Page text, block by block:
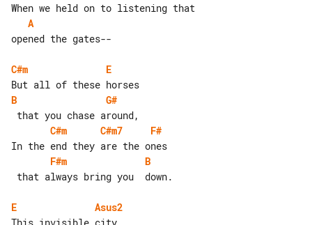
A
opened the gates--
C#m
E
B
G#
C#m
C#m7
F#
F#m
B
E
Asus2